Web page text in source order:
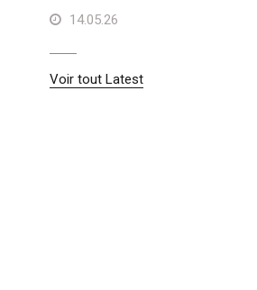
14.05.26
Voir tout Latest